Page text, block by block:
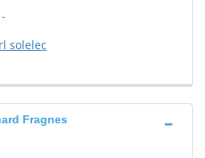
solelec
Fragnes